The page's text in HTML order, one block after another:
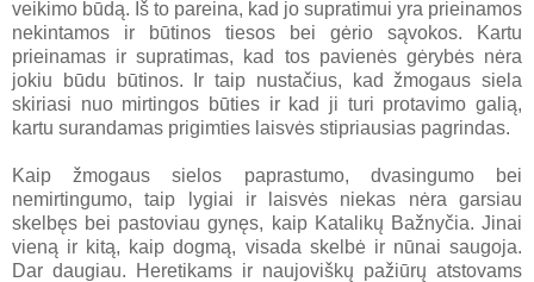
veikimo būdą. Iš to pareina, kad jo supratimui yra prieinamos
nekintamos ir būtinos tiesos bei gėrio sąvokos. Kartu
prieinamas ir supratimas, kad tos pavienės gėrybės nėra
jokiu būdu būtinos. Ir taip nustačius, kad žmogaus siela
skiriasi nuo mirtingos būties ir kad ji turi protavimo galią,
kartu surandamas prigimties laisvės stipriausias pagrindas.
Kaip žmogaus sielos paprastumo, dvasingumo bei
nemirtingumo, taip lygiai ir laisvės niekas nėra garsiau
skelbęs bei pastoviau gynęs, kaip Katalikų Bažnyčia. Jinai
vieną ir kitą, kaip dogmą, visada skelbė ir nūnai saugoja.
Dar daugiau. Heretikams ir naujoviškų pažiūrų atstovams